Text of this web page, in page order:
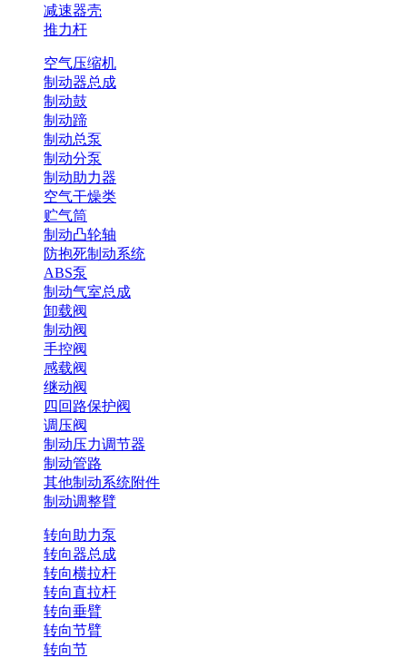
减速器壳
推力杆
空气压缩机
制动器总成
制动鼓
制动蹄
制动总泵
制动分泵
制动助力器
空气干燥类
贮气筒
制动凸轮轴
防抱死制动系统
ABS泵
制动气室总成
卸载阀
制动阀
手控阀
感载阀
继动阀
四回路保护阀
调压阀
制动压力调节器
制动管路
其他制动系统附件
制动调整臂
转向助力泵
转向器总成
转向横拉杆
转向直拉杆
转向垂臂
转向节臂
转向节